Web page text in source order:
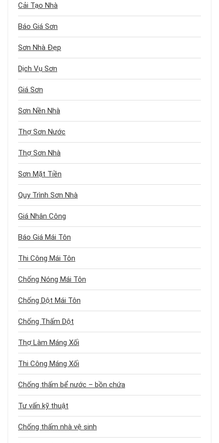
Cải Tạo Nhà
Báo Giá Sơn
Sơn Nhà Đẹp
Dịch Vụ Sơn
Giá Sơn
Sơn Nền Nhà
Thợ Sơn Nước
Thợ Sơn Nhà
Sơn Mặt Tiền
Quy Trình Sơn Nhà
Giá Nhân Công
Báo Giá Mái Tôn
Thi Công Mái Tôn
Chống Nóng Mái Tôn
Chống Dột Mái Tôn
Chống Thấm Dột
Thợ Làm Máng Xối
Thi Công Máng Xối
Chống thấm bể nước – bồn chứa
Tư vấn kỹ thuật
Chống thấm nhà vệ sinh